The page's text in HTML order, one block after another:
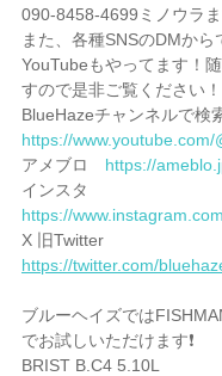
090-8458-4699ミノウラま
また、各種SNSのDMから
YouTubeもやってます！
すので是非ご覧ください！
BlueHazeチャンネルで検
https://www.youtube.com/
アメブロ https://
インスタ
https://
X 旧Twitter
https://twitter.com/
ブルーヘイズでは
でお試しいただけます❗️
BRIST B.C4 5.10L